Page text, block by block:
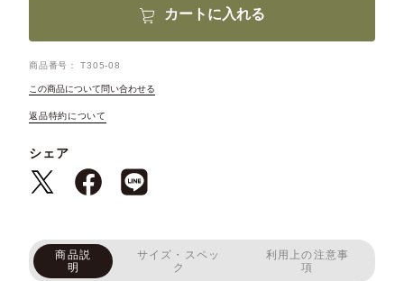
カートに入れる
商品番号 T305-08
この商品について問い合わせる
返品特約について
シェア
商品説
明
サイズ・スペッ
ク
利用上の注意事
項